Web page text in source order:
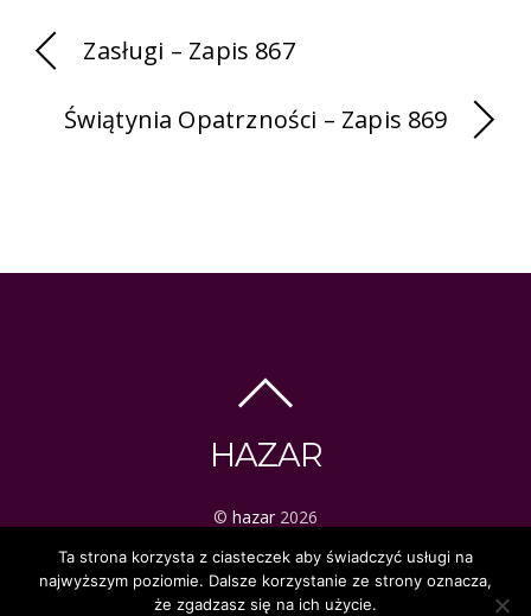
Zasługi – Zapis 867
Świątynia Opatrzności – Zapis 869
HAZAR
© hazar 2026
ezoteryka | tarot | mistyka
Ta strona korzysta z ciasteczek aby świadczyć usługi na
najwyższym poziomie. Dalsze korzystanie ze strony oznacza,
że zgadzasz się na ich użycie.